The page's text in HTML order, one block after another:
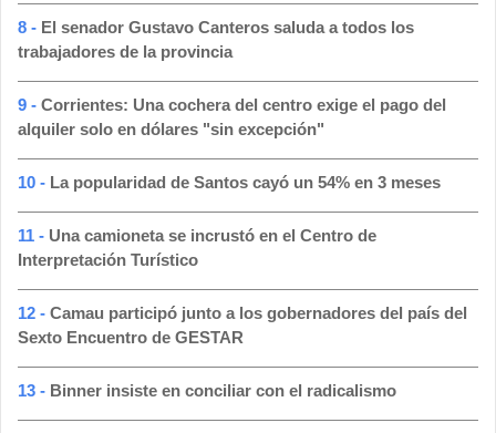
8 - El senador Gustavo Canteros saluda a todos los
trabajadores de la provincia
9 - Corrientes: Una cochera del centro exige el pago del
alquiler solo en dólares "sin excepción"
10 - La popularidad de Santos cayó un 54% en 3 meses
11 - Una camioneta se incrustó en el Centro de
Interpretación Turístico
12 - Camau participó junto a los gobernadores del país del
Sexto Encuentro de GESTAR
13 - Binner insiste en conciliar con el radicalismo